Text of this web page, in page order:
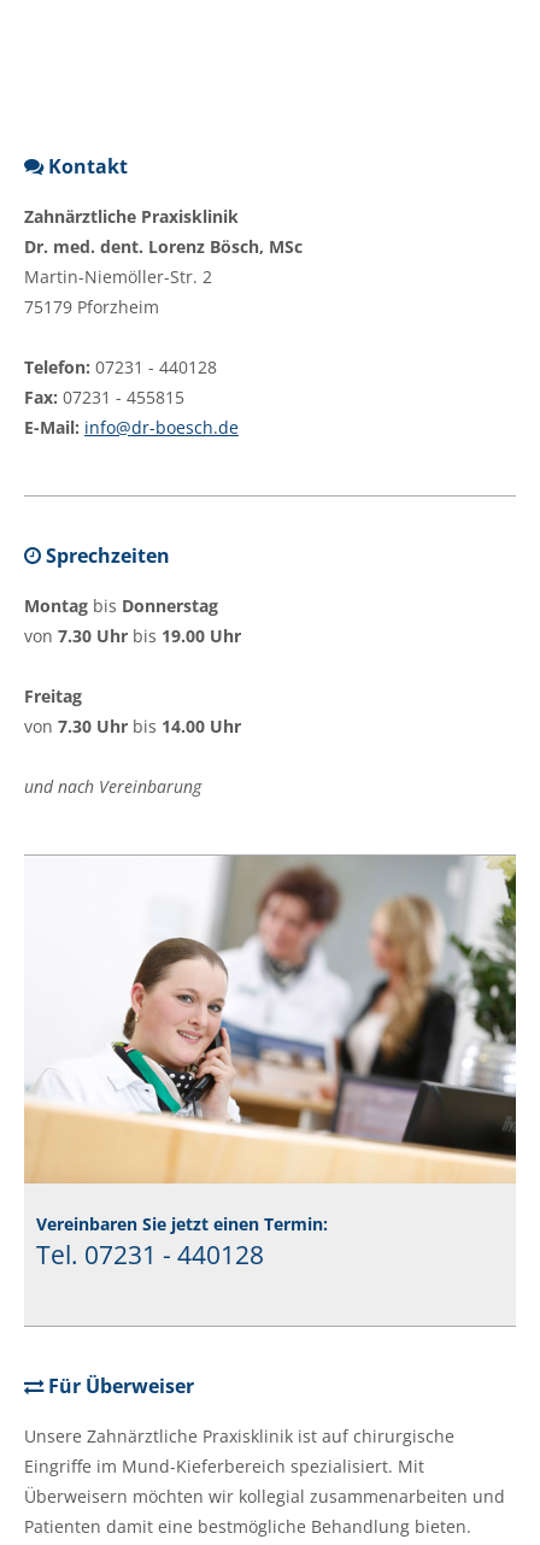
Kontakt
Zahnärztliche Praxisklinik
Dr. med. dent. Lorenz Bösch, MSc
Martin-Niemöller-Str. 2
75179 Pforzheim
Telefon: 07231 - 440128
Fax: 07231 - 455815
E-Mail: info@dr-boesch.de
Sprechzeiten
Montag bis Donnerstag
von 7.30 Uhr bis 19.00 Uhr
Freitag
von 7.30 Uhr bis 14.00 Uhr
und nach Vereinbarung
Vereinbaren Sie jetzt einen Termin:
Tel. 07231 - 440128
Für Überweiser
Unsere Zahnärztliche Praxisklinik ist auf chirurgische
Eingriffe im Mund-Kieferbereich spezialisiert. Mit
Überweisern möchten wir kollegial zusammenarbeiten und
Patienten damit eine bestmögliche Behandlung bieten.